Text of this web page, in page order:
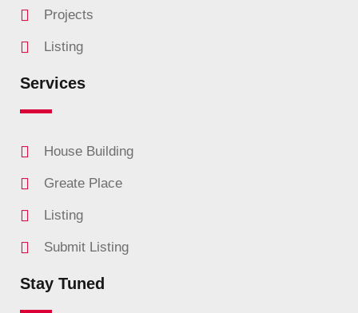
Projects
Listing
Services
House Building
Greate Place
Listing
Submit Listing
Stay Tuned